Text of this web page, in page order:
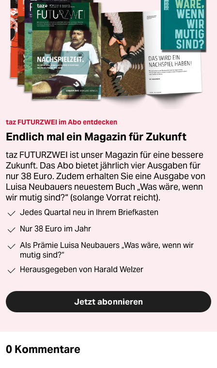
taz FUTURZWEI im Abo entdecken
Endlich mal ein Magazin für Zukunft
taz FUTURZWEI ist unser Magazin für eine bessere
Zukunft. Das Abo bietet jährlich vier Ausgaben für
nur 38 Euro. Zudem erhalten Sie eine Ausgabe von
Luisa Neubauers neuestem Buch „Was wäre, wenn
wir mutig sind?“ (solange Vorrat reicht).
Jedes Quartal neu in Ihrem Briefkasten
Nur 38 Euro im Jahr
Als Prämie Luisa Neubauers „Was wäre, wenn wir
mutig sind?“
Herausgegeben von Harald Welzer
Jetzt abonnieren
0 Kommentare